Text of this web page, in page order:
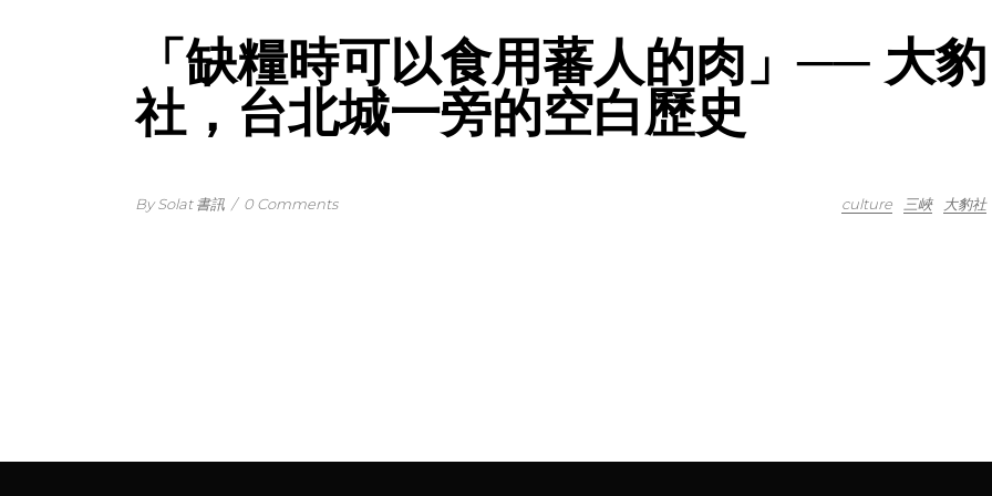
「缺糧時可以食用蕃人的肉」── 大豹
社，台北城一旁的空白歷史
By Solat 書訊 / 0 Comments culture 三峽 大豹社